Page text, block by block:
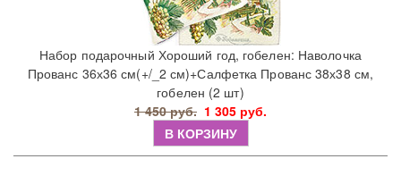
Набор подарочный Хороший год, гобелен: Наволочка
Прованс 36х36 см(+/_2 см)+Салфетка Прованс 38х38 см,
гобелен (2 шт)
1 450 руб. 1 305 руб.
В КОРЗИНУ